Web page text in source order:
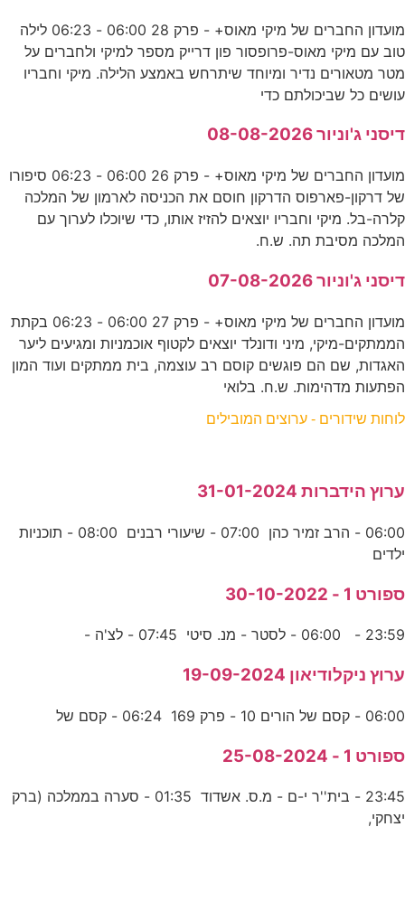
מועדון החברים של מיקי מאוס+ - פרק 28 06:00 - 06:23 לילה
טוב עם מיקי מאוס-פרופסור פון דרייק מספר למיקי ולחברים על
מטר מטאורים נדיר ומיוחד שיתרחש באמצע הלילה. מיקי וחבריו
עושים כל שביכולתם כדי
דיסני ג'וניור 08-08-2026
מועדון החברים של מיקי מאוס+ - פרק 26 06:00 - 06:23 סיפורו
של דרקון-פארפוס הדרקון חוסם את הכניסה לארמון של המלכה
קלרה-בל. מיקי וחבריו יוצאים להזיז אותו, כדי שיוכלו לערוך עם
המלכה מסיבת תה. ש.ח.
דיסני ג'וניור 07-08-2026
מועדון החברים של מיקי מאוס+ - פרק 27 06:00 - 06:23 בקתת
הממתקים-מיקי, מיני ודונלד יוצאים לקטוף אוכמניות ומגיעים ליער
האגדות, שם הם פוגשים קוסם רב עוצמה, בית ממתקים ועוד המון
הפתעות מדהימות. ש.ח. בלואי
לוחות שידורים - ערוצים המובילים
ערוץ הידברות 31-01-2024
06:00 - הרב זמיר כהן 07:00 - שיעורי רבנים 08:00 - תוכניות
ילדים
ספורט 1 - 30-10-2022
23:59 - 06:00 - לסטר - מנ. סיטי 07:45 - לצ'ה -
ערוץ ניקלודיאון 19-09-2024
06:00 - קסם של הורים 10 - פרק 169 06:24 - קסם של
ספורט 1 - 25-08-2024
23:45 - בית''ר י-ם - מ.ס. אשדוד 01:35 - סערה בממלכה (ברק
יצחקי,